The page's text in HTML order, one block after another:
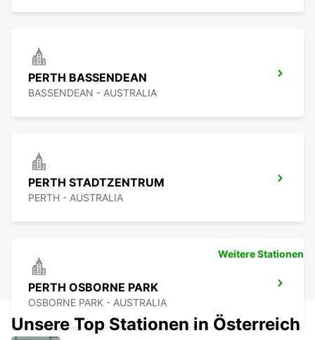
PERTH BASSENDEAN
BASSENDEAN - AUSTRALIA
PERTH STADTZENTRUM
PERTH - AUSTRALIA
PERTH OSBORNE PARK
OSBORNE PARK - AUSTRALIA
Weitere Stationen
Unsere Top Stationen in Österreich